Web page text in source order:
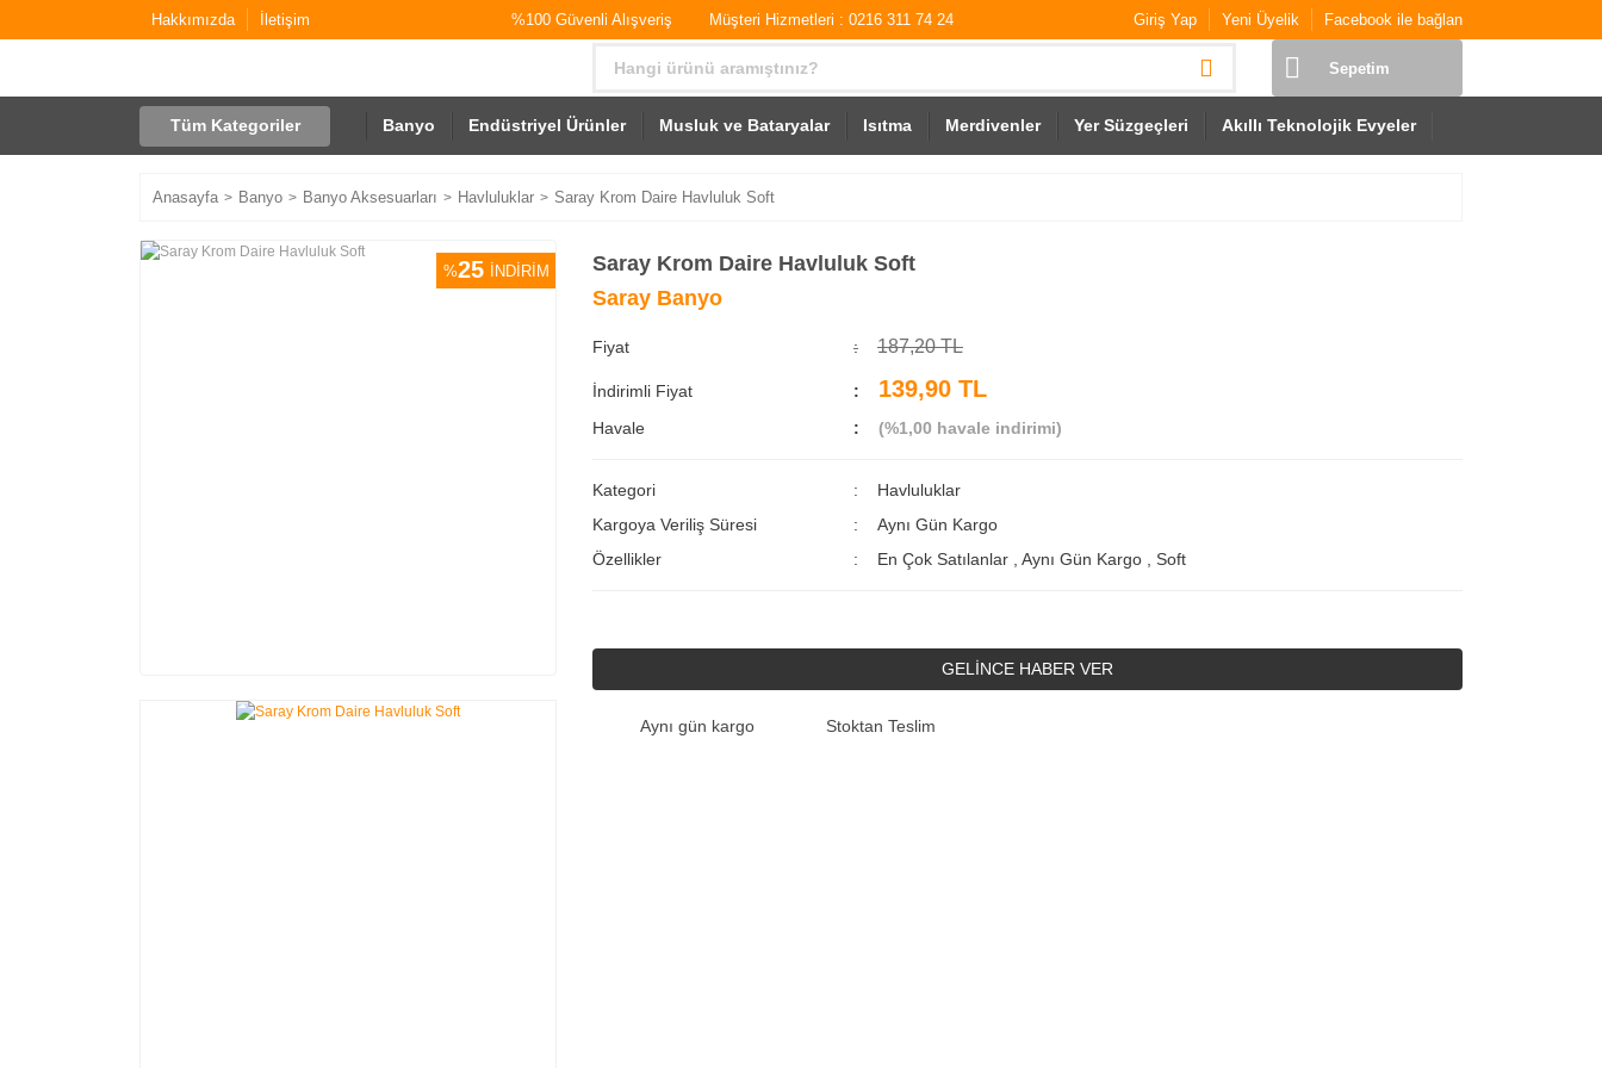
Hakkımızda İletişim %100 Güvenli Alışveriş Müşteri Hizmetleri : 0216 311 74 24 Giriş Yap Yeni Üyelik Facebook ile bağlan
Sepetim
Tüm Kategoriler Banyo Endüstriyel Ürünler Musluk ve Bataryalar Isıtma Merdivenler Yer Süzgeçleri Akıllı Teknolojik Evyeler
Anasayfa Banyo Banyo Aksesuarları Havluluklar Saray Krom Daire Havluluk Soft
%25 İNDİRİM
Saray Krom Daire Havluluk Soft
Saray Banyo
Fiyat 187,20 TL
İndirimli Fiyat 139,90 TL
Havale (%1,00 havale indirimi)
Kategori
Havluluklar
Kargoya Veriliş Süresi
Aynı Gün Kargo
Özellikler
En Çok Satılanlar Aynı Gün Kargo Soft
GELİNCE HABER VER
Aynı gün kargo Stoktan Teslim